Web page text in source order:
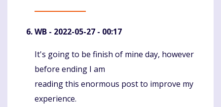
WB - 2022-05-27 - 00:17
Komentaras
It's going to be finish of mine day, however
before ending I am
reading this enormous post to improve my
experience.